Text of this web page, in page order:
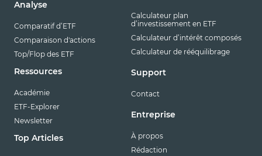
Analyse
Comparatif d’ETF
Comparaison d'actions
Top/Flop des ETF
Ressources
Académie
ETF-Explorer
Newsletter
Top Articles
Calculateur plan
d’investissement en ETF
Calculateur d’intérêt composés
Calculateur de rééquilibrage
Support
Contact
Entreprise
À propos
Rédaction